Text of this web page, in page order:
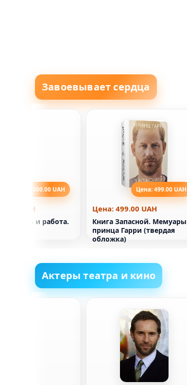
Завоевывает сердца
Цена: 300.00 UAH
UAH
жизнь и работа.
Цена: 499.00 UAH
Цена: 499.00 UAH
Книга Запасной. Мемуары
принца Гарри (твердая
обложка)
Актеры театра и кино